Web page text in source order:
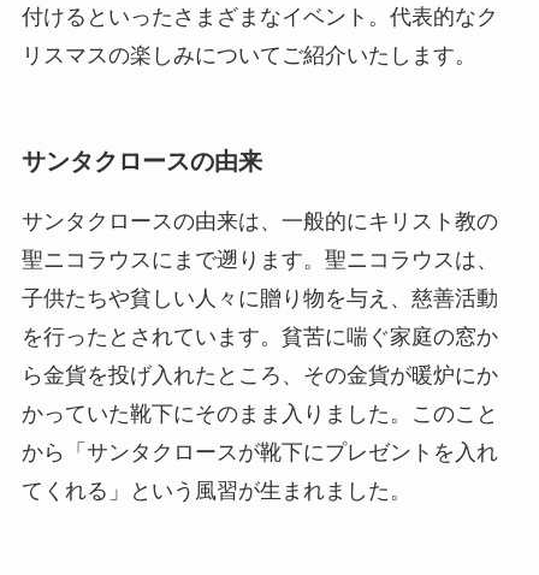
付けるといったさまざまなイベント。代表的なク
リスマスの楽しみについてご紹介いたします。
サンタクロースの由来
サンタクロースの由来は、一般的にキリスト教の
聖ニコラウスにまで遡ります。聖ニコラウスは、
子供たちや貧しい人々に贈り物を与え、慈善活動
を行ったとされています。貧苦に喘ぐ家庭の窓か
ら金貨を投げ入れたところ、その金貨が暖炉にか
かっていた靴下にそのまま入りました。このこと
から「サンタクロースが靴下にプレゼントを入れ
てくれる」という風習が生まれました。